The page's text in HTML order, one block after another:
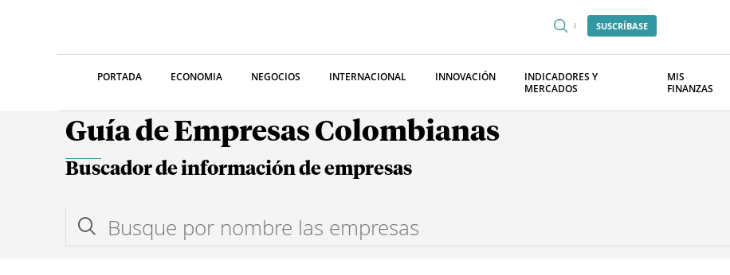
SUSCRÍBASE
PORTADA ECONOMIA NEGOCIOS INTERNACIONAL INNOVACIÓN
INDICADORES Y
MERCADOS
MIS
FINANZAS
Guía de Empresas Colombianas
Buscador de información de empresas